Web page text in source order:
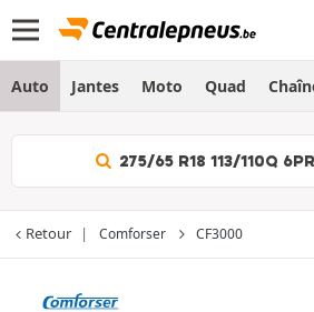
Auto Jantes Moto Quad
275/65 R18 113/110Q
Retour Comforser CF3000